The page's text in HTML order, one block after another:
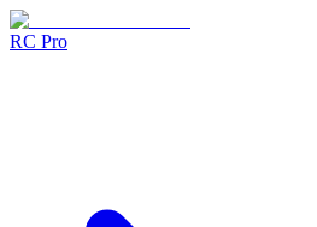
RC Pro